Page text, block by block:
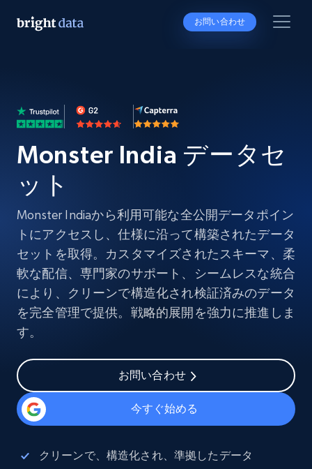
お問い合わせ
Monster India データセ
ット
Monster Indiaから利用可能な全公開データポイン
トにアクセスし、仕様に沿って構築されたデータ
セットを取得。カスタマイズされたスキーマ、柔
軟な配信、専門家のサポート、シームレスな統合
により、クリーンで構造化され検証済みのデータ
を完全管理で提供。戦略的展開を強力に推進しま
す。
お問い合わせ
今すぐ始める
クリーンで、構造化され、準拠したデータ